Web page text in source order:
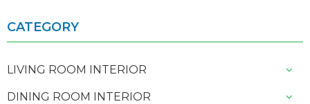
CATEGORY
LIVING ROOM INTERIOR
DINING ROOM INTERIOR